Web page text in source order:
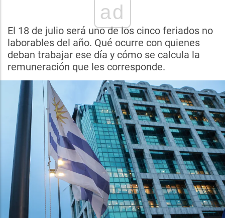
ad
El 18 de julio será uno de los cinco feriados no
laborables del año. Qué ocurre con quienes
deban trabajar ese día y cómo se calcula la
remuneración que les corresponde.